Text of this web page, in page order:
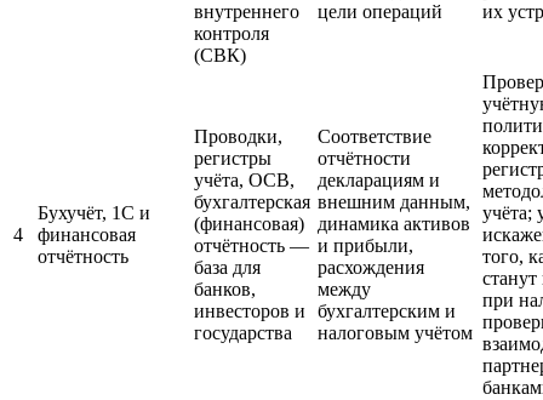
внутреннего
контроля
(СВК)
цели операций
их
4
Бухучёт, 1С и
финансовая
отчётность
Проводки,
регистры
учёта, ОСВ,
бухгалтерская
(финансовая)
отчётность —
база для
банков,
инвесторов и
государства
Соответствие
отчётности
декларациям и
внешним данным,
динамика активов
и прибыли,
расхождения
между
бухгалтерским и
налоговым учётом
учёта;
того,
при